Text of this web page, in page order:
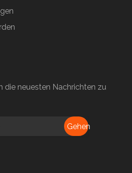
die neuesten Nachrichten zu
Gehen